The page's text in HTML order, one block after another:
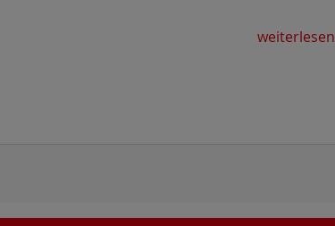
weiterlesen